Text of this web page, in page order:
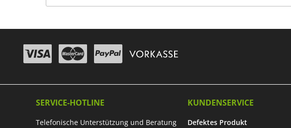
SERVICE-HOTLINE
Telefonische Unterstützung und Beratung
KUNDENSERVICE
Defektes Produkt